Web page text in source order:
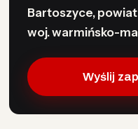
Bartoszyce,
woj. warmińsko-
Wyślij